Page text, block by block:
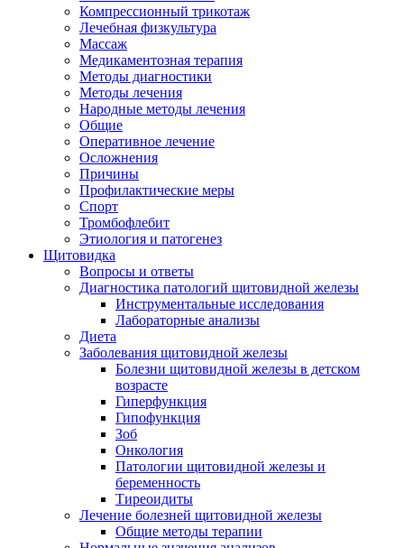
Компрессионный трикотаж
Лечебная физкультура
Массаж
Медикаментозная терапия
Методы диагностики
Методы лечения
Народные методы лечения
Общие
Оперативное лечение
Осложнения
Причины
Профилактические меры
Спорт
Тромбофлебит
Этиология и патогенез
Щитовидка
Вопросы и ответы
Диагностика патологий щитовидной железы
Инструментальные исследования
Лабораторные анализы
Диета
Заболевания щитовидной железы
Болезни щитовидной железы в детском
возрасте
Гиперфункция
Гипофункция
Зоб
Онкология
Патологии щитовидной железы и
беременность
Тиреоидиты
Лечение болезней щитовидной железы
Общие методы терапии